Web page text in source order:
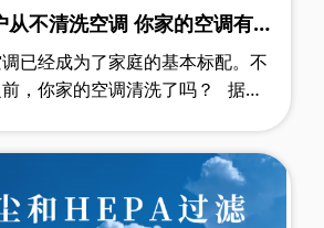
从不清洗空调 你家的空调有多
已经成为了家庭的基本标配。不
，你家的空调清洗了吗？ 据中